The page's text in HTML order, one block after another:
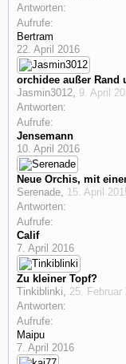
Antworten:
Aufrufe:
Bertram
22. April 2016
orchidee außer Rand
Jasmin3012, 9. April
Antworten:
Aufrufe:
Jensemann
10. April 2016
Neue Orchis, mit
Serenade, 15. April
Antworten:
Aufrufe:
Calif
7. April 2016
Zu kleiner Topf?
Tinkiblinki, 25. Februar
Antworten:
Aufrufe:
Maipu
7. April 2016